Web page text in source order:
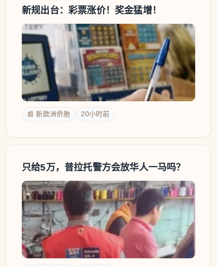
新规出台：彩票涨价！奖金猛增！
📰 新欧洲侨胞 20小时前
只给5万，普拉托警方会放华人一马吗？